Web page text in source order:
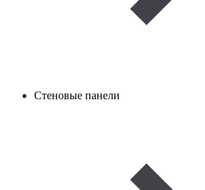
Стеновые панели